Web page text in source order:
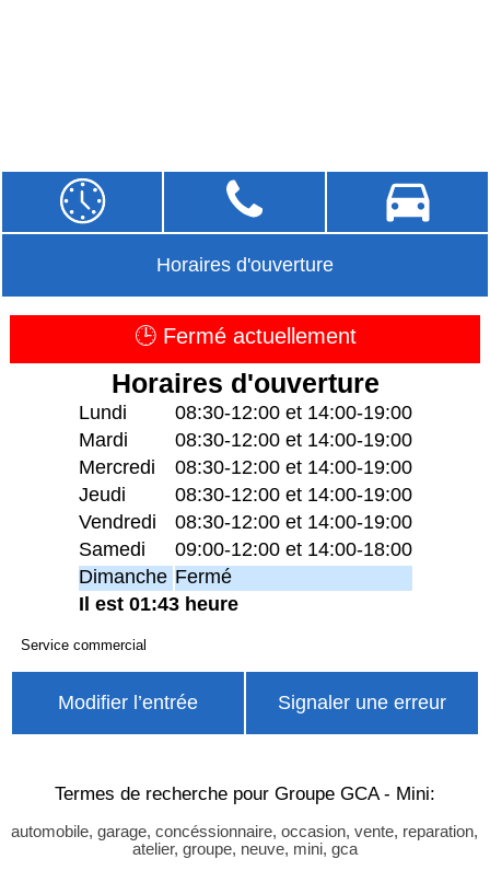
Horaires d'ouverture
🕒 Fermé actuellement
Horaires d'ouverture
Lundi
08:30-12:00 et 14:00-19:00
Mardi
08:30-12:00 et 14:00-19:00
Mercredi
08:30-12:00 et 14:00-19:00
Jeudi
08:30-12:00 et 14:00-19:00
Vendredi
08:30-12:00 et 14:00-19:00
Samedi
09:00-12:00 et 14:00-18:00
Dimanche Fermé
Il est 01:43 heure
Service commercial
Modifier l’entrée Signaler une erreur
Termes de recherche pour Groupe GCA - Mini:
automobile, garage, concéssionnaire, occasion, vente, reparation,
atelier, groupe, neuve, mini, gca